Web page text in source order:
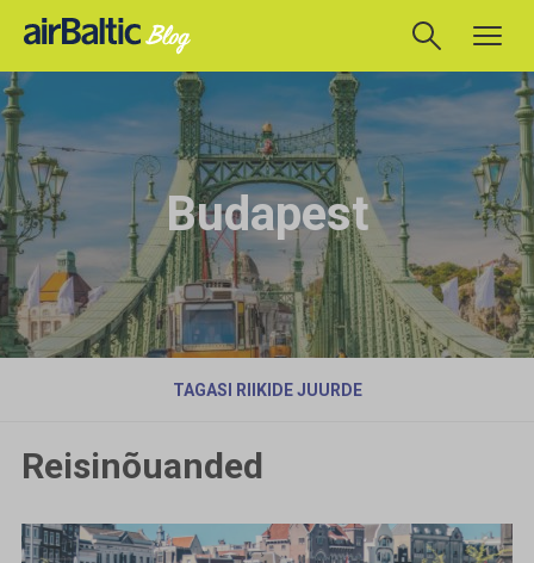
Budapest
TAGASI RIIKIDE JUURDE
Reisinõuanded